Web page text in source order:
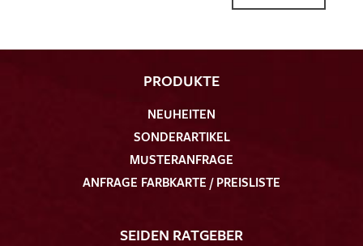
PRODUKTE
NEUHEITEN
SONDERARTIKEL
MUSTERANFRAGE
ANFRAGE FARBKARTE / PREISLISTE
SEIDEN RATGEBER